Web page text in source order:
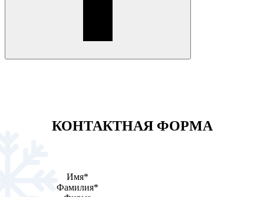
КОНТАКТНАЯ ФОРМА
Имя*
Фамилия*